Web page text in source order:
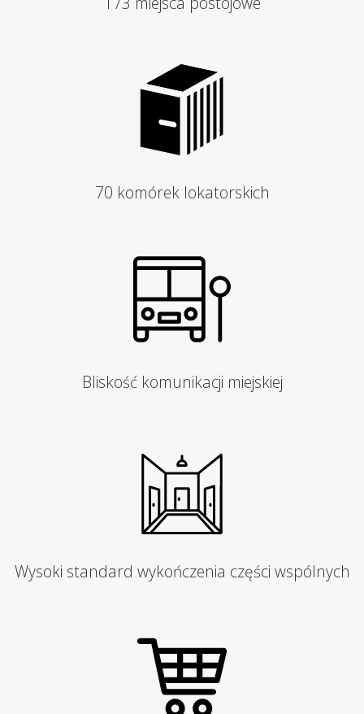
70 komórek lokatorskich
Bliskość komunikacji miejskiej
Wysoki standard wykończenia części wspólnych